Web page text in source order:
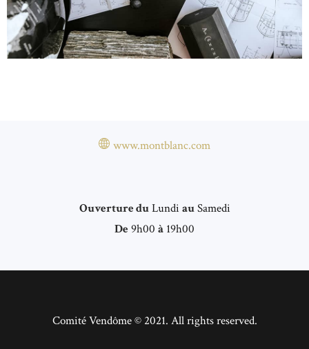
www.montblanc.com
Ouverture du Lundi auSamedi
De 9h00 à 19h00
Comité Vendôme © 2021. All rights reserved.